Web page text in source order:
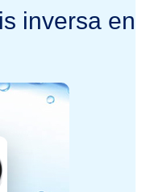
inversa en